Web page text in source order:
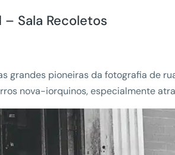
Sala Recoletos
grandes pioneiras da fotografia de
nova-iorquinos, especialmente